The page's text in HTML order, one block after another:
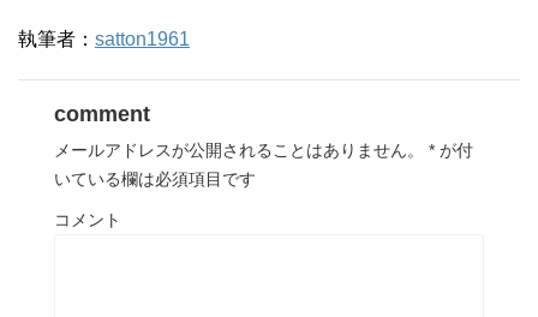
執筆者： satton1961
comment
メールアドレスが公開されることはありません。 * が付
いている欄は必須項目です
コメント